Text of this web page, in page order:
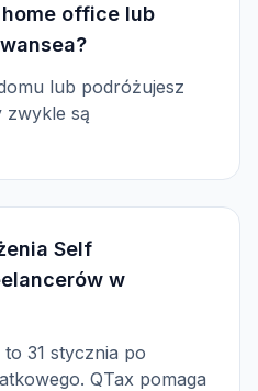
office lub
lub podróżujesz
zwykle są
Self
w
to 31 stycznia po
QTax pomaga